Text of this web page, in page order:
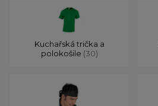
Kuchařská trička a
polokošile (30)